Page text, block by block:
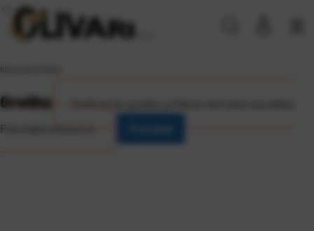
Naslovna
Greška
Pokušajte ponovno.